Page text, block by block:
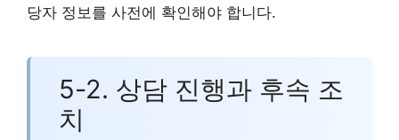
당자 정보를 사전에 확인해야 합니다.
5-2. 상담 진행과 후속 조
치